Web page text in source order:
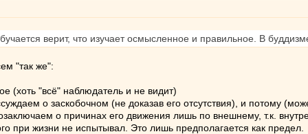
верит, что изучает осмысленное и правильное. В
"так же":
(хоть "всё" наблюдатель и не видит)
о заскобочном (не доказав его отсутствия), и потому
о причинах его движения лишь по внешнему, т.к.
при жизни не испытывал. Это лишь предполагается как предел.